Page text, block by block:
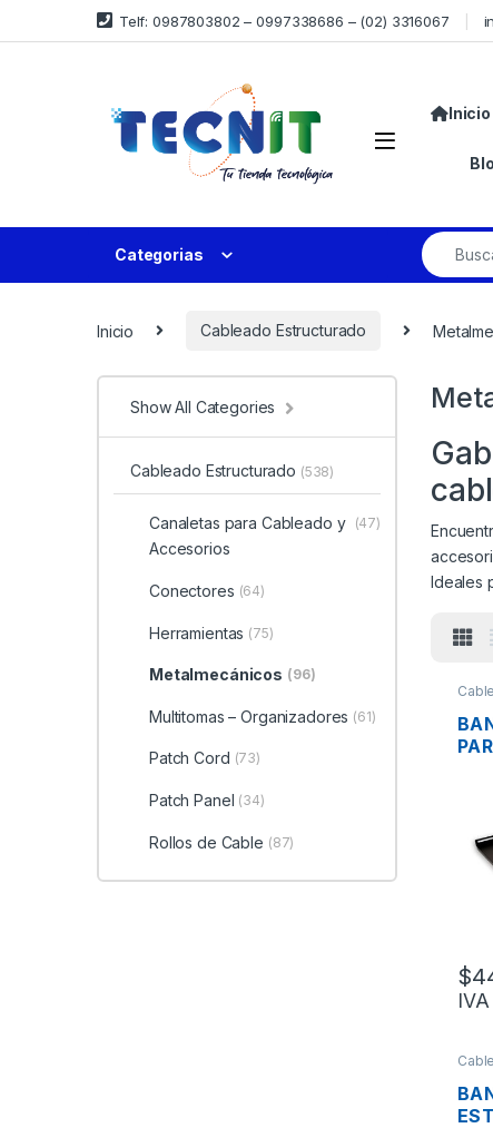
Telf: 0987803802 – 0997338686 – (02) 3316067
Inicio
Categorias
Inicio Cableado Estructurado
Ideales
$
IVA
Show All Categories
Cableado Estructurado (538)
Canaletas para Cableado y
Accesorios
(47)
Conectores (64)
Herramientas (75)
Metalmecánicos (96)
Multitomas – Organizadores (61)
Patch Cord (73)
Patch Panel (34)
Rollos de Cable (87)